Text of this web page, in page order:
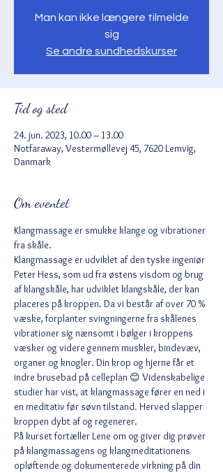
Man kan ikke længere tilmelde
sig
Se andre sundhedskurser
Tid og sted
24. jun. 2023, 10.00 – 13.00
Notfaraway, Vestermøllevej 45, 7620 Lemvig,
Danmark
Om eventet
Klangmassage er smukke klange og vibrationer
fra skåle.
Klangmassage er udviklet af den tyske ingeniør
Peter Hess, som ud fra østens visdom og brug
af klangskåle, har udviklet klangskåle, der kan
placeres på kroppen. Da vi består af over 70 %
væske, forplanter svingningerne fra skålenes
vibrationer sig nænsomt i bølger i kroppens
væsker og videre gennem muskler, bindevæv,
organer og knogler. Din krop og hjerne får et
indre brusebad på celleplan 😊 Videnskabelige
studier har vist, at klangmassage fører en ned i
en meditativ før søvn tilstand. Herved slapper
kroppen dybt af og regenerer.
På kurset fortæller Lene om og giver dig prøver
på klangmassagens og klangmeditationens
opløftende og dokumenterede virkning på din